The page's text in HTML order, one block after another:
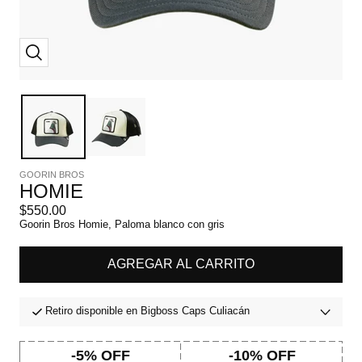
Zoom
GOORIN BROS
HOMIE
Precio
de
$550.00
Goorin Bros Homie, Paloma blanco con gris
Retiro disponible en Bigboss Caps Culiacán
-5% OFF -10% OFF
AGREGAR AL CARRITO